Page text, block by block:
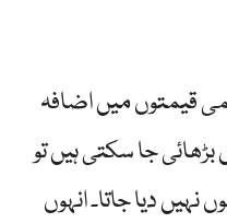
قیمتوں میں اضافہ
جا سکتی ہیں تو
دیا جاتا۔ انہوں